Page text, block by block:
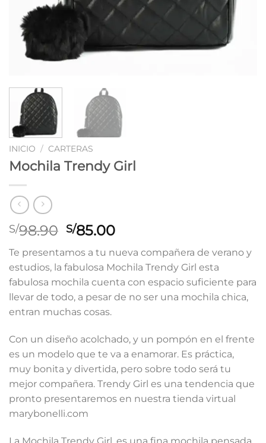
INICIO / CARTERAS
Mochila Trendy Girl
S/98.90 El
original
era:
S/98.90.
S/85.00El
actual
es:
S/85.00.
Te presentamos a tu nueva compañera de verano y
estudios, la fabulosa Mochila Trendy Girl esta
fabulosa mochila cuenta con espacio suficiente para
llevar de todo, a pesar de no ser una mochila chica,
entran muchas cosas.
Con un diseño acolchado, y un pompón en el frente
es un modelo que te va a enamorar. Es práctica,
muy bonita y divertida, pero sobre todo será tu
mejor compañera. Trendy Girl es una tendencia que
pronto presentaremos en nuestra tienda virtual
marybonelli.com